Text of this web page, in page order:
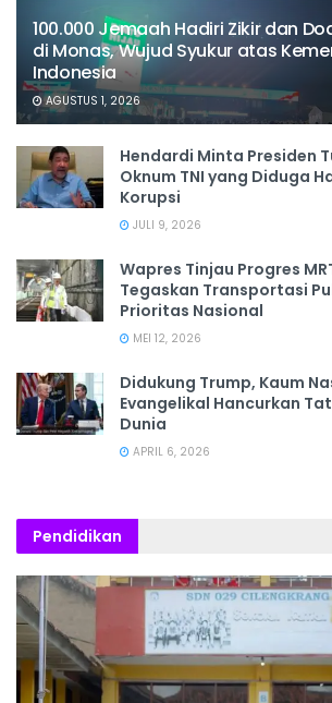
100.000 Jemaah Hadiri Zikir dan
di Monas, Wujud Syukur atas
Indonesia
AGUSTUS 1, 2026
Hendardi Minta Presiden
Oknum TNI yang Diduga
Korupsi
JULI 9, 2026
Wapres Tinjau Progres
Tegaskan Transportasi
Prioritas Nasional
MEI 12, 2026
Didukung Trump, Kaum
Evangelikal Hancurkan
Dunia
APRIL 6, 2026
Pendidikan